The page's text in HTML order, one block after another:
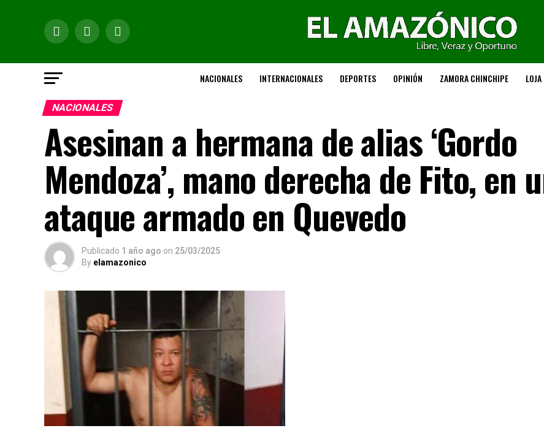
NACIONALES INTERNACIONALES DEPORTES OPINIÓN ZAMORA CHINCHIPE LOJA
NACIONALES
Asesinan a hermana de alias ‘Gordo
Mendoza’, mano derecha de Fito, en
ataque armado en Quevedo
Publicado 1 año ago on 25/03/2025
By elamazonico